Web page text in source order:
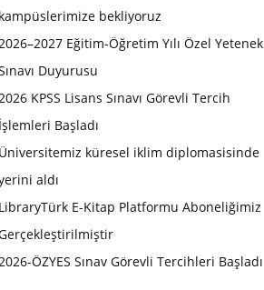
kampüslerimize bekliyoruz
Eğitim-Öğretim Yılı Özel Yetenek
Duyurusu
KPSS Lisans Sınavı Görevli Tercih
İşlemleri Başladı
Üniversitemiz küresel iklim diplomasisinde
aldı
LibraryTürk E-Kitap Platformu Aboneliğimiz
ÖZYES Sınav Görevli Tercihleri Başladı